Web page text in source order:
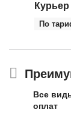
По
Все
оплат